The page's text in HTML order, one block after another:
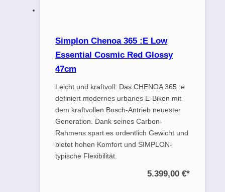
Simplon Chenoa 365 :E Low
Essential Cosmic Red Glossy
47cm
Leicht und kraftvoll: Das CHENOA 365 :e
definiert modernes urbanes E-Biken mit
dem kraftvollen Bosch-Antrieb neuester
Generation. Dank seines Carbon-
Rahmens spart es ordentlich Gewicht und
bietet hohen Komfort und SIMPLON-
typische Flexibilität.
5.399,00 €*